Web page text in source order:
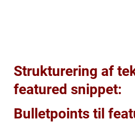
Strukturering af
featured snippet:
Bulletpoints til